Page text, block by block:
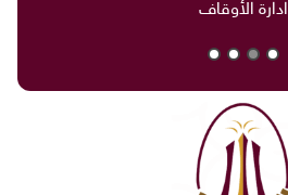
ادارة الأوقاف